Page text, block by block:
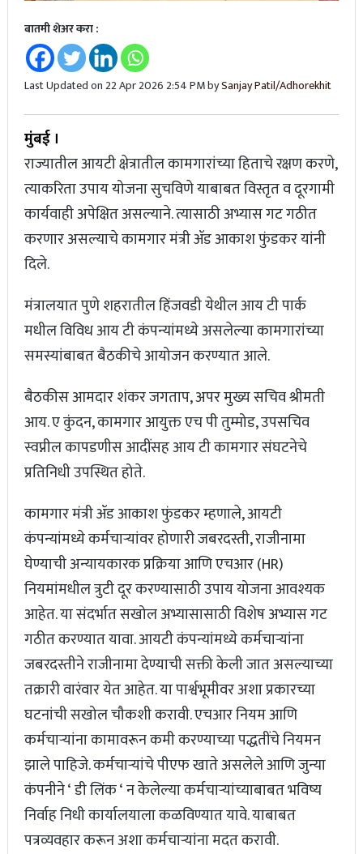
बातमी शेअर करा :
Last Updated on 22 Apr 2026 2:54 PM bySanjay Patil/Adhorekhit
मुंबई ।
राज्यातील आयटी क्षेत्रातील कामगारांच्या हिताचे रक्षण करणे,
त्याकरिता उपाय योजना सुचविणे याबाबत विस्तृत व दूरगामी
कार्यवाही अपेक्षित असल्याने. त्यासाठी अभ्यास गट गठीत
करणार असल्याचे कामगार मंत्री ॲड आकाश फुंडकर यांनी
दिले.
मंत्रालयात पुणे शहरातील हिंजवडी येथील आय टी पार्क
मधील विविध आय टी कंपन्यांमध्ये असलेल्या कामगारांच्या
समस्यांबाबत बैठकीचे आयोजन करण्यात आले.
बैठकीस आमदार शंकर जगताप, अपर मुख्य सचिव श्रीमती
आय. ए कुंदन, कामगार आयुक्त एच पी तुम्मोड, उपसचिव
स्वप्नील कापडणीस आदींसह आय टी कामगार संघटनेचे
प्रतिनिधी उपस्थित होते.
कामगार मंत्री ॲड आकाश फुंडकर म्हणाले, आयटी
कंपन्यांमध्ये कर्मचाऱ्यांवर होणारी जबरदस्ती, राजीनामा
घेण्याची अन्यायकारक प्रक्रिया आणि एचआर (HR)
नियमांमधील त्रुटी दूर करण्यासाठी उपाय योजना आवश्यक
आहेत. या संदर्भात सखोल अभ्यासासाठी विशेष अभ्यास गट
गठीत करण्यात यावा. आयटी कंपन्यांमध्ये कर्मचाऱ्यांना
जबरदस्तीने राजीनामा देण्याची सक्ती केली जात असल्याच्या
तक्रारी वारंवार येत आहेत. या पार्श्वभूमीवर अशा प्रकारच्या
घटनांची सखोल चौकशी करावी. एचआर नियम आणि
कर्मचाऱ्यांना कामावरून कमी करण्याच्या पद्धतींचे नियमन
झाले पाहिजे. कर्मचाऱ्यांचे पीएफ खाते असलेले आणि जुन्या
कंपनीने ‘ डी लिंक ‘ न केलेल्या कर्मचाऱ्यांच्याबाबत भविष्य
निर्वाह निधी कार्यालयाला कळविण्यात यावे. याबाबत
पत्रव्यवहार करून अशा कर्मचाऱ्यांना मदत करावी.